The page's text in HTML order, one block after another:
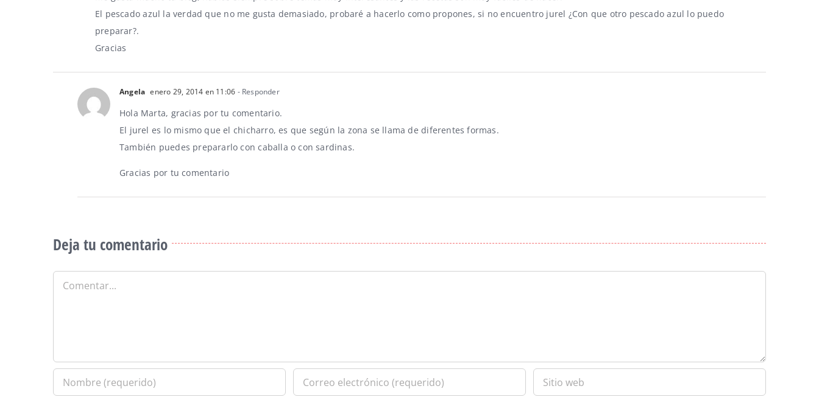
El pescado azul la verdad que no me gusta demasiado, probaré a hacerlo como propones, si no encuentro jurel ¿Con que otro pescado azul lo puedo
preparar?.
Gracias
Angela enero 29, 2014 en 11:06 - Responder
Hola Marta, gracias por tu comentario.
El jurel es lo mismo que el chicharro, es que según la zona se llama de diferentes formas.
También puedes prepararlo con caballa o con sardinas.
Gracias por tu comentario
Deja tu comentario